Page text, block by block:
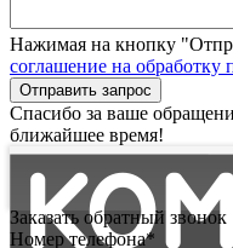
Нажимая на кнопку
соглашение на
Отправить запрос
Спасибо за ваше
ближайшее время!
Заказать обратный звонок
Номер телефона*